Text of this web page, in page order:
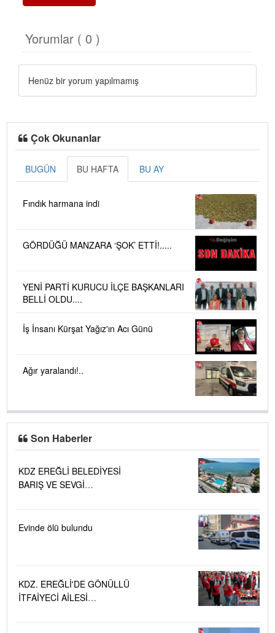
Yorumlar ( 0 )
Henüz bir yorum yapılmamış
Çok Okunanlar
BUGÜN BU HAFTA BU AY
Fındık harmana indi
GÖRDÜĞÜ MANZARA ‘ŞOK’ ETTİ!.....
YENİ PARTİ KURUCU İLÇE BAŞKANLARI
BELLİ OLDU....
İş İnsanı Kürşat Yağız'ın Acı Günü
Ağır yaralandı!..
Son Haberler
KDZ EREĞLİ BELEDİYESİ
BARIŞ VE SEVGİ
Evinde ölü bulundu
KDZ. EREĞLİ'DE GÖNÜLLÜ
İTFAİYECİ AİLESİ